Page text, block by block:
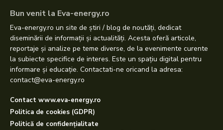
Bun venit la Eva-energy.ro
Eva-energy.ro un site de știri / blog de noutăți, dedicat
diseminării de informații și actualități. Acesta oferă articole,
reportaje și analize pe teme diverse, de la evenimente curente
la subiecte specifice de interes. Este un spațiu digital pentru
informare și educație. Contactati-ne oricand la adresa:
contact@eva-energy.ro
Contact www.eva-energy.ro
Politica de cookies (GDPR)
Politică de confidențialitate